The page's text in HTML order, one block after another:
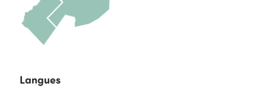
Langues